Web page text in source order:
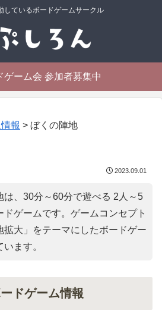
しているボードゲームサークル
ゲーム会 参加者募集中
報 > ぼくの陣地
2023.09.01
は、30分～60分で遊べる 2人～5
ドゲームです。ゲームコンセプト
拡大 」をテーマにしたボードゲー
ます。
ドゲーム情報